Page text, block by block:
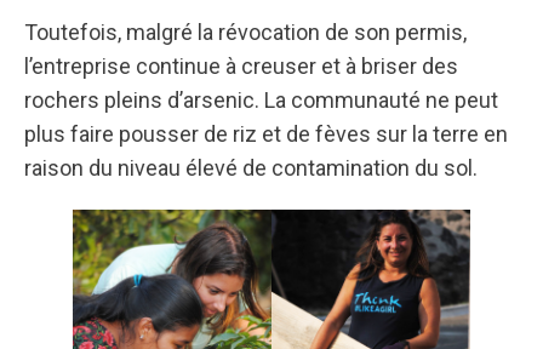
Toutefois, malgré la révocation de son permis,
l’entreprise continue à creuser et à briser des
rochers pleins d’arsenic. La communauté ne peut
plus faire pousser de riz et de fèves sur la terre en
raison du niveau élevé de contamination du sol.